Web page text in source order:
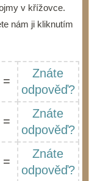
v křížovce.
nám ji kliknutím
=
Znáte
odpověď?
=
Znáte
odpověď?
=
Znáte
odpověď?